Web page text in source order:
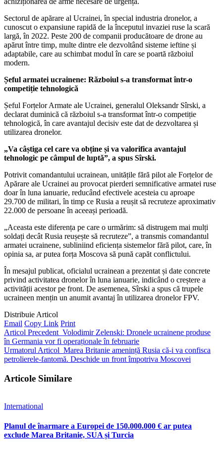
Sectorul de apărare al Ucrainei, în special industria dronelor, a
cunoscut o expansiune rapidă de la începutul invaziei ruse la scară
largă, în 2022. Peste 200 de companii producătoare de drone au
apărut între timp, multe dintre ele dezvoltând sisteme ieftine și
adaptabile, care au schimbat modul în care se poartă războiul
modern.
Șeful armatei ucrainene: Războiul s-a transformat într-o
competiție tehnologică
Șeful Forțelor Armate ale Ucrainei, generalul Oleksandr Sîrski, a
declarat duminică că războiul s-a transformat într-o competiție
tehnologică, în care avantajul decisiv este dat de dezvoltarea și
utilizarea dronelor.
„Va câștiga cel care va obține și va valorifica avantajul
tehnologic pe câmpul de luptă”, a spus Sîrski.
Potrivit comandantului ucrainean, unitățile fără pilot ale Forțelor de
Apărare ale Ucrainei au provocat pierderi semnificative armatei ruse
doar în luna ianuarie, reducând efectivele acesteia cu aproape
29.700 de militari, în timp ce Rusia a reușit să recruteze aproximativ
22.000 de persoane în aceeași perioadă.
„Aceasta este diferența pe care o urmărim: să distrugem mai mulți
soldați decât Rusia reușește să recruteze”, a transmis comandantul
armatei ucrainene, subliniind eficiența sistemelor fără pilot, care, în
opinia sa, ar putea forța Moscova să pună capăt conflictului.
În mesajul publicat, oficialul ucrainean a prezentat și date concrete
privind activitatea dronelor în luna ianuarie, indicând o creștere a
activității acestor pe front. De asemenea, Sîrski a spus că trupele
ucraineen mențin un anumit avantaj în utilizarea dronelor FPV.
Distribuie Articol
Email Copy Link Print
Articol Precedent Volodimir Zelenski: Dronele ucrainene produse
în Germania vor fi operaționale în februarie
Urmatorul Articol Marea Britanie amenință Rusia că-i va confisca
petrolierele-fantomă. Deschide un front împotriva Moscovei
Articole Similare
International
Planul de înarmare a Europei de 150.000.000 € ar putea
exclude Marea Britanie, SUA și Turcia